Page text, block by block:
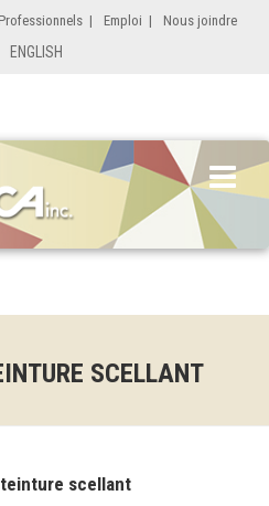
Professionnels | Emploi | Nous joindre
ENGLISH
SCELLANT
scellant